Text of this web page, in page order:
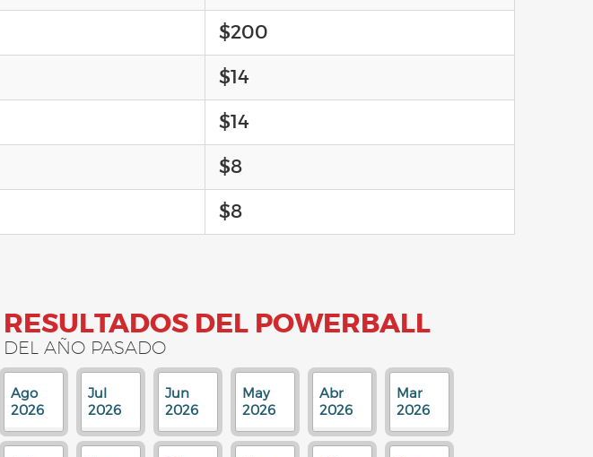
$200
$14
$14
$8
$8
RESULTADOS DEL POWERBALL
DEL AÑO PASADO
Ago
2026
Jul
2026
Jun
2026
May
2026
Abr
2026
Mar
2026